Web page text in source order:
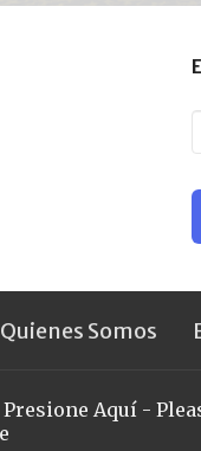
Quienes Somos
Aquí -